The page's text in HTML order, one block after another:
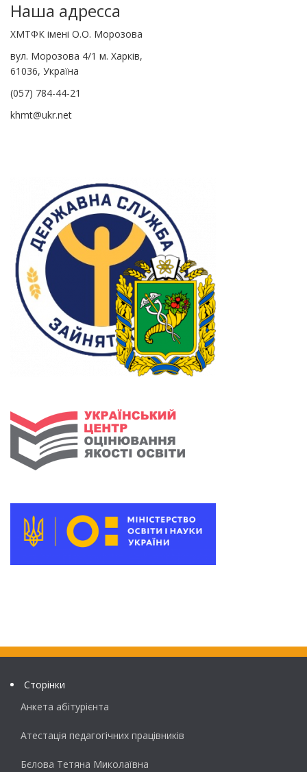
Наша адресса
ХМТФК імені О.О. Морозова
вул. Морозова 4/1 м. Харків,
61036, Україна
(057) 784-44-21
khmt@ukr.net
Сторінки
Анкета абітурієнта
Атестація педагогічних працівників
Бєлова Тетяна Миколаївна